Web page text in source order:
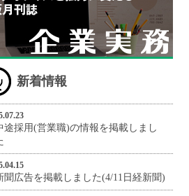
新着情報
途採用(営業職)の情報を掲載しまし
聞広告を掲載しました(4/11日経新聞)